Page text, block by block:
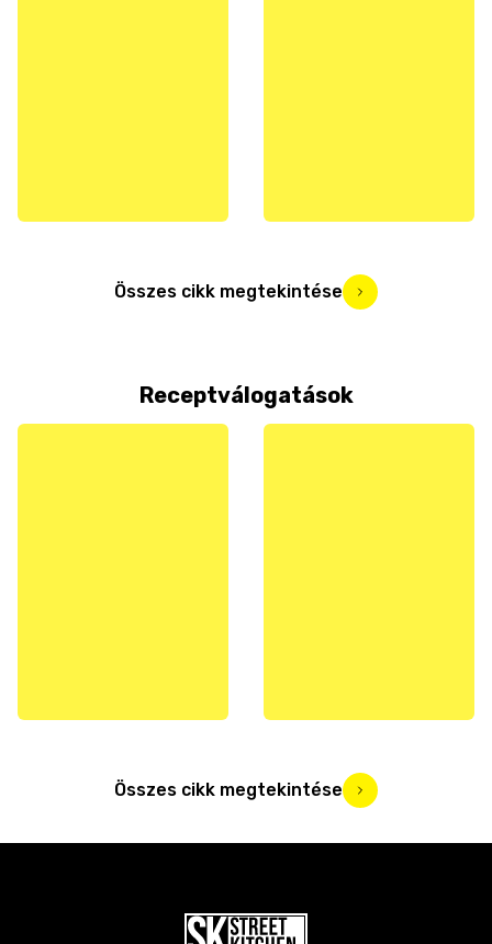
Összes cikk megtekintése
Receptválogatások
Összes cikk megtekintése